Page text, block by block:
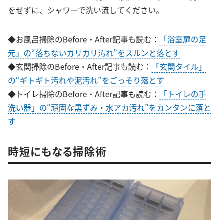
をせずに、シャワーで洗い流してください。
◆お風呂掃除のBefore・After記事も読む：
「浴室扉の足
元」の“落ちないカリカリ汚れ”をスルンと落とす
◆玄関掃除のBefore・After記事も読む：
「玄関タイル」
の“ギトギト汚れや泥汚れ”をごっそり落とす
◆トイレ掃除のBefore・After記事も読む：
「トイレの手
洗い器」の“頑固な黒ずみ・水アカ汚れ”をカンタンに落と
す
時短にもなる掃除術